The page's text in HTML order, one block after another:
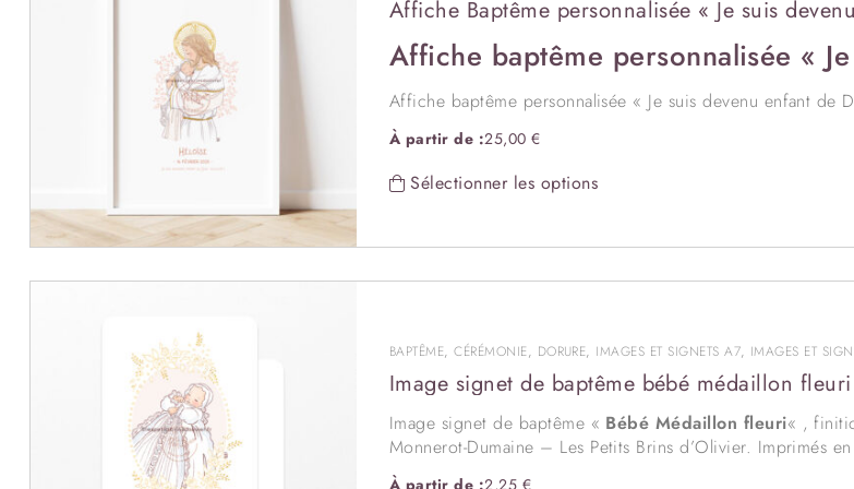
Affiche Baptême personnalisée « Je suis
Affiche baptême personnalisée «
Affiche baptême personnalisée « Je suis devenu enfant
Les Petits Brins d’Olivier. Impression professionnelle à la
Cette illustration originale représentant Jésus-Christ
petit béguin sur la tête, tout nouveau baptisé sur son cœur,
Si vous souhaitez assortir la couverture du livret de messe à
À partir de :25,00€
Sélectionner les options
BAPTÊME,CÉRÉMONIE, DORURE, IMAGES ET SIGNETS A7, IMAGES ET
Image signet de baptême bébé médaillon
Image signet de baptême « Bébé Médaillon fleuri« ,
Monnerot-Dumaine – Les Petits Brins d’Olivier. Imprimés en
verso.